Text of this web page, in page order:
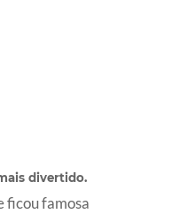
divertido.
ficou famosa